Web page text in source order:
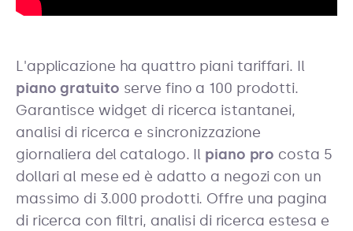
L'applicazione ha quattro piani tariffari. Il
piano gratuito serve fino a 100 prodotti.
Garantisce widget di ricerca istantanei,
analisi di ricerca e sincronizzazione
giornaliera del catalogo. Il piano pro costa 5
dollari al mese ed è adatto a negozi con un
massimo di 3.000 prodotti. Offre una pagina
di ricerca con filtri, analisi di ricerca estesa e